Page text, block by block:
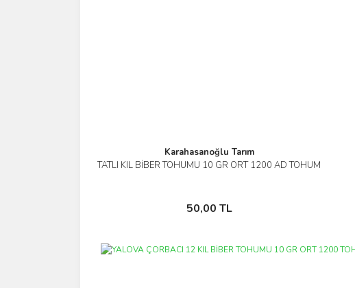
Karahasanoğlu Tarım
TATLI KIL BİBER TOHUMU 10 GR ORT 1200 AD TOHUM
50,00 TL
İncele
Sepete Ekle